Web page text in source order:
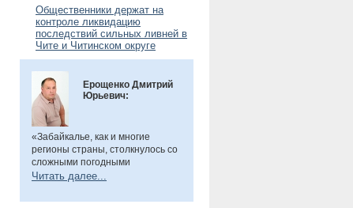
Общественники держат на
контроле ликвидацию
последствий сильных ливней в
Чите и Читинском округе
Ерощенко Дмитрий
Юрьевич:
«Забайкалье, как и многие
регионы страны, столкнулось со
сложными погодными
условиями. Но благодаря ранее
рек во многих местах удалось
Читать далее...